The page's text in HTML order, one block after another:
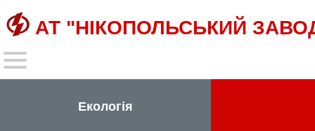
АТ "НІКОПОЛЬСЬКИЙ
Екологія